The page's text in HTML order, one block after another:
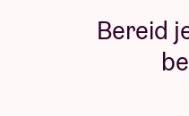
Bereid